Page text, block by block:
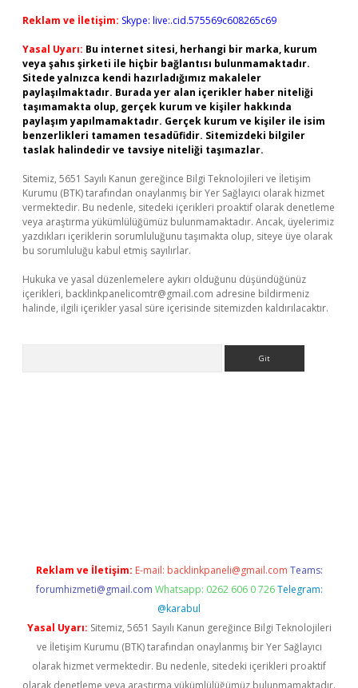
Reklam ve İletişim: Skype: live:.cid.575569c608265c69
Yasal Uyarı: Bu internet sitesi, herhangi bir marka, kurum
veya şahıs şirketi ile hiçbir bağlantısı bulunmamaktadır.
Sitede yalnızca kendi hazırladığımız makaleler
paylaşılmaktadır. Burada yer alan içerikler haber niteliği
taşımamakta olup, gerçek kurum ve kişiler hakkında
paylaşım yapılmamaktadır. Gerçek kurum ve kişiler ile isim
benzerlikleri tamamen tesadüfidir. Sitemizdeki bilgiler
taslak halindedir ve tavsiye niteliği taşımazlar.
Sitemiz, 5651 Sayılı Kanun gereğince Bilgi Teknolojileri ve İletişim
Kurumu (BTK) tarafından onaylanmış bir Yer Sağlayıcı olarak hizmet
vermektedir. Bu nedenle, sitedeki içerikleri proaktif olarak denetleme
veya araştırma yükümlülüğümüz bulunmamaktadır. Ancak, üyelerimiz
yazdıkları içeriklerin sorumluluğunu taşımakta olup, siteye üye olarak
bu sorumluluğu kabul etmiş sayılırlar.
Hukuka ve yasal düzenlemelere aykırı olduğunu düşündüğünüz
içerikleri, backlinkpanelicomtr@gmail.com adresine bildirmeniz
halinde, ilgili içerikler yasal süre içerisinde sitemizden kaldırılacaktır.
Reklam ve İletişim: E-mail: backlinkpaneli@gmail.com Teams:
forumhizmeti@gmail.com Whatsapp: 0262 606 0 726 Telegram:
@karabul
Yasal Uyarı: Sitemiz, 5651 Sayılı Kanun gereğince Bilgi Teknolojileri
ve İletişim Kurumu (BTK) tarafından onaylanmış bir Yer Sağlayıcı
olarak hizmet vermektedir. Bu nedenle, sitedeki içerikleri proaktif
olarak denetleme veya araştırma yükümlülüğümüz bulunmamaktadır.